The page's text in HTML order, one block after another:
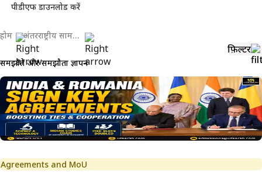
पीडीएफ डाउनलोड करें
होम अंतरराष्ट्रीय सामयिकी
समझौते और समझौता ज्ञापन
फ़िल्टर
Agreements and MoU